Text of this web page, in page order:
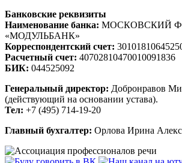
Банковские реквизиты
Наименование банка: МОСКОВСКИЙ
«МОДУЛЬБАНК»
Корреспондентский счет:
Расчетный счет: 40702810470010091836
БИК: 044525092
Генеральный директор: Добронравов
(действующий на основании устава).
Тел: +7 (495) 714-19-20
Главный бухгалтер: Орлова Ирина